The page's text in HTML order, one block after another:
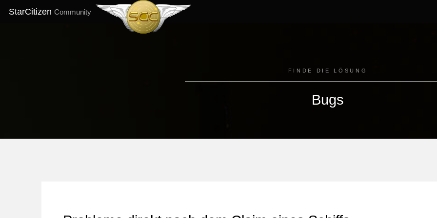
StarCitizenCommunity
FINDE DIE LÖSUNG
Bugs